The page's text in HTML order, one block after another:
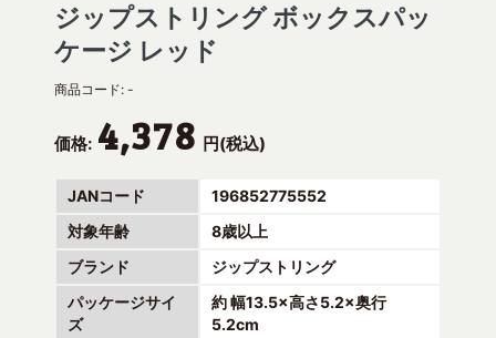
ジップストリング ボックスパッ
ケージ レッド
商品コード: -
価格: 4,378 円(税込)
JANコード
196852775552
対象年齢
8歳以上
ブランド
ジップストリング
パッケージサイ
ズ
約 幅13.5×高さ5.2×奥行
5.2cm